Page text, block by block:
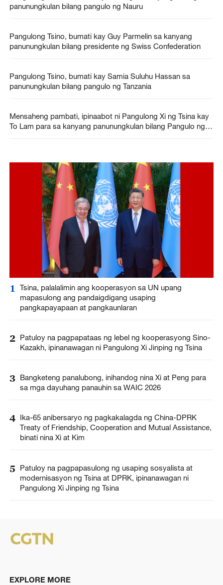
panunungkulan bilang pangulo ng Nauru
Pangulong Tsino, bumati kay Guy Parmelin sa kanyang
panunungkulan bilang presidente ng Swiss Confederation
Pangulong Tsino, bumati kay Samia Suluhu Hassan sa
panunungkulan bilang pangulo ng Tanzania
Mensaheng pambati, ipinaabot ni Pangulong Xi ng Tsina kay
To Lam para sa kanyang panunungkulan bilang Pangulo ng
1
Tsina, palalalimin ang kooperasyon sa UN upang
mapasulong ang pandaigdigang usaping
pangkapayapaan at pangkaunlaran
2 Patuloy na pagpapataas ng lebel ng kooperasyong Sino-
Kazakh, ipinanawagan ni Pangulong Xi Jinping ng Tsina
3 Bangketeng panalubong, inihandog nina Xi at Peng para
sa mga dayuhang panauhin sa WAIC 2026
4 Ika-65 anibersaryo ng pagkakalagda ng China-DPRK
Treaty of Friendship, Cooperation and Mutual Assistance,
binati nina Xi at Kim
5
Patuloy na pagpapasulong ng usaping sosyalista at
modernisasyon ng Tsina at DPRK, ipinanawagan ni
Pangulong Xi Jinping ng Tsina
EXPLORE MORE